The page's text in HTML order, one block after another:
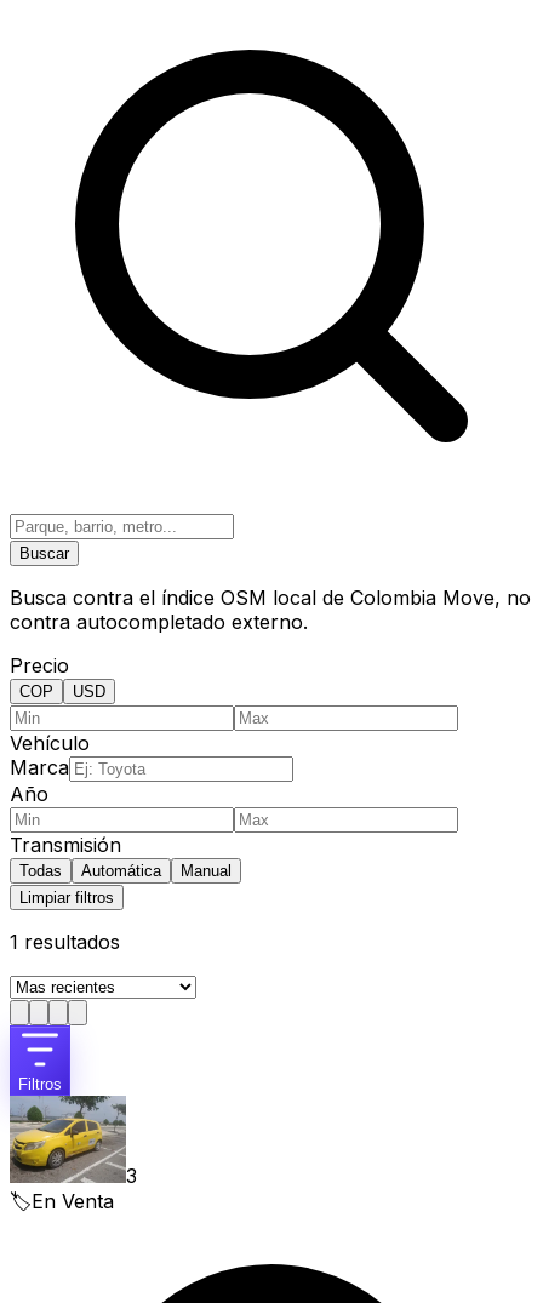
Buscar
Busca contra el índice OSM local de Colombia Move, no
contra autocompletado externo.
Precio
COP USD
Vehículo
Marca
Año
Transmisión
Todas Automática
Manual
Limpiar filtros
1 resultados
Filtros
3
🏷️En Venta